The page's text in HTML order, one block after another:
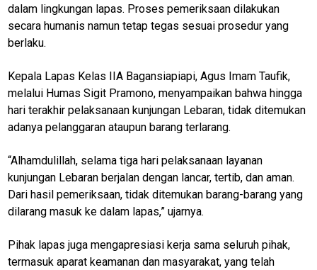
dalam lingkungan lapas. Proses pemeriksaan dilakukan
secara humanis namun tetap tegas sesuai prosedur yang
berlaku.
Kepala Lapas Kelas IIA Bagansiapiapi, Agus Imam Taufik,
melalui Humas Sigit Pramono, menyampaikan bahwa hingga
hari terakhir pelaksanaan kunjungan Lebaran, tidak ditemukan
adanya pelanggaran ataupun barang terlarang.
“Alhamdulillah, selama tiga hari pelaksanaan layanan
kunjungan Lebaran berjalan dengan lancar, tertib, dan aman.
Dari hasil pemeriksaan, tidak ditemukan barang-barang yang
dilarang masuk ke dalam lapas,” ujarnya.
Pihak lapas juga mengapresiasi kerja sama seluruh pihak,
termasuk aparat keamanan dan masyarakat, yang telah
M
N
Home
N
W